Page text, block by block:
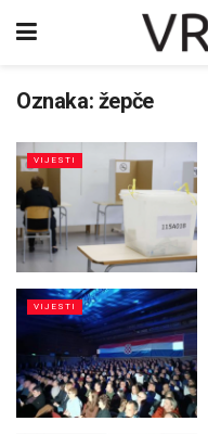
Oznaka: žepče
VIJESTI
VIJESTI